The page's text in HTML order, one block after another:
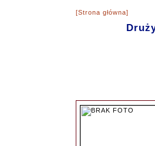
[Strona główna]